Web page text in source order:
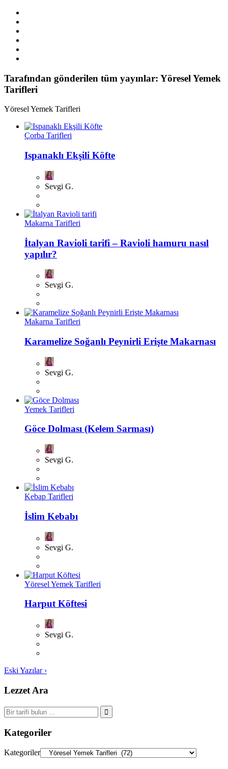
Tarafından gönderilen tüm yayınlar: Yöresel Yemek
Tarifleri
Yöresel Yemek Tarifleri
Çorba Tarifleri
Ispanaklı Ekşili Köfte
Sevgi G.
Makarna Tarifleri
İtalyan Ravioli tarifi – Ravioli hamuru nasıl
yapılır?
Sevgi G.
Makarna Tarifleri
Karamelize Soğanlı Peynirli Erişte Makarnası
Sevgi G.
Yemek Tarifleri
Göce Dolması (Kelem Sarması)
Sevgi G.
Kebap Tarifleri
İslim Kebabı
Sevgi G.
Yöresel Yemek Tarifleri
Harput Köftesi
Sevgi G.
Eski Yazılar ›
Lezzet Ara
Kategoriler
Kategoriler